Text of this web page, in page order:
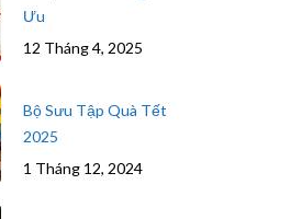
Ưu
12 Tháng 4, 2025
Bộ Sưu Tập Quà Tết
2025
1 Tháng 12, 2024